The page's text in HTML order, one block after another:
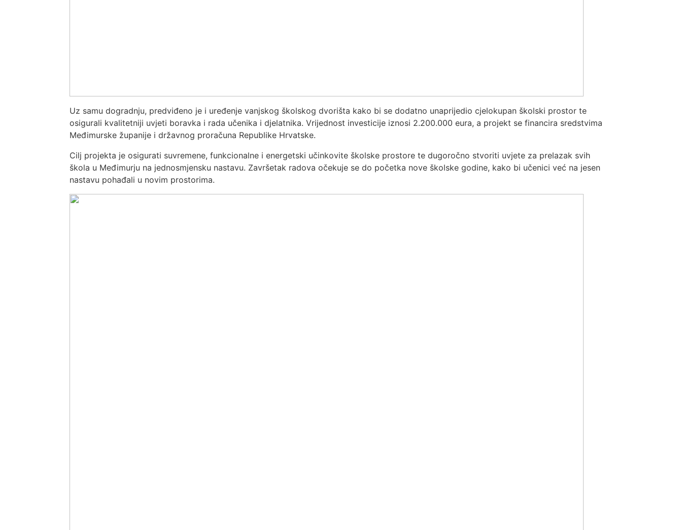
Uz samu dogradnju, predviđeno je i uređenje vanjskog školskog dvorišta kako bi se dodatno unaprijedio cjelokupan školski prostor te
osigurali kvalitetniji uvjeti boravka i rada učenika i djelatnika. Vrijednost investicije iznosi 2.200.000 eura, a projekt se financira sredstvima
Međimurske županije i državnog proračuna Republike Hrvatske.
Cilj projekta je osigurati suvremene, funkcionalne i energetski učinkovite školske prostore te dugoročno stvoriti uvjete za prelazak svih
škola u Međimurju na jednosmjensku nastavu. Završetak radova očekuje se do početka nove školske godine, kako bi učenici već na jesen
nastavu pohađali u novim prostorima.